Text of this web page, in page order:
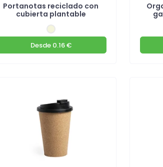
Portanotas reciclado con
cubierta plantable
Desde0.16 €